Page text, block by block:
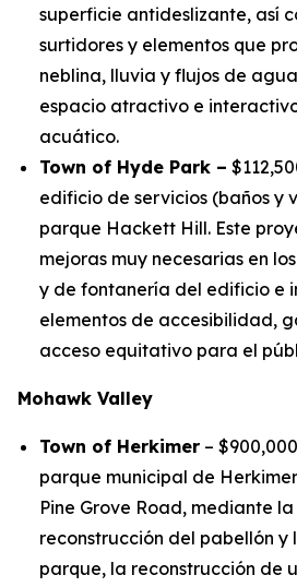
superficie antideslizante, así
surtidores y elementos que
neblina, lluvia y flujos de
espacio atractivo e
acuático.
Town of Hyde Park –
edificio de servicios (baños y
parque Hackett Hill. Este
mejoras muy necesarias en
y de fontanería del edificio e
elementos de accesibilidad,
acceso equitativo para el
Mohawk Valley
Town of Herkimer –
parque municipal de
Pine Grove Road, mediante
reconstrucción del pabellón y
parque, la reconstrucción de